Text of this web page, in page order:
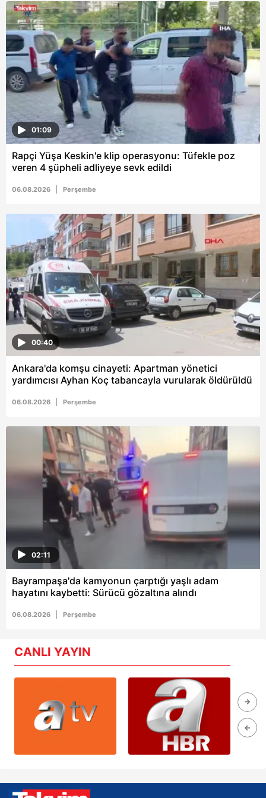
hazırlanmış Aydınlatma Metnimizi okumak ve sitemizde
ilgili mevzuata uygun olarak kullanılan çerezlerle ilgili bilgi
almak için lütfentıklayınız.
01:09
Rapçi Yüşa Keskin'e klip operasyonu: Tüfekle poz
veren 4 şüpheli adliyeye sevk edildi
06.08.2026 Perşembe
00:40
Ankara'da komşu cinayeti: Apartman yönetici
yardımcısı Ayhan Koç tabancayla vurularak öldürüldü
06.08.2026 Perşembe
02:11
Bayrampaşa'da kamyonun çarptığı yaşlı adam
hayatını kaybetti: Sürücü gözaltına alındı
06.08.2026 Perşembe
CANLI YAYIN